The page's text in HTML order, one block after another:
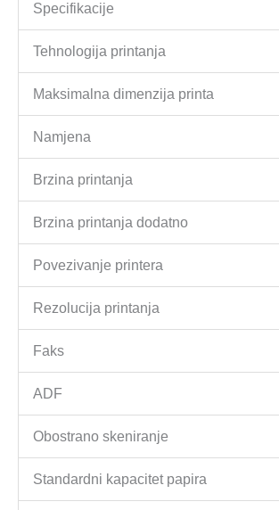
Specifikacije
Tehnologija printanja
Maksimalna dimenzija printa
Namjena
Brzina printanja
Brzina printanja dodatno
Povezivanje printera
Rezolucija printanja
Faks
ADF
Obostrano skeniranje
Standardni kapacitet papira